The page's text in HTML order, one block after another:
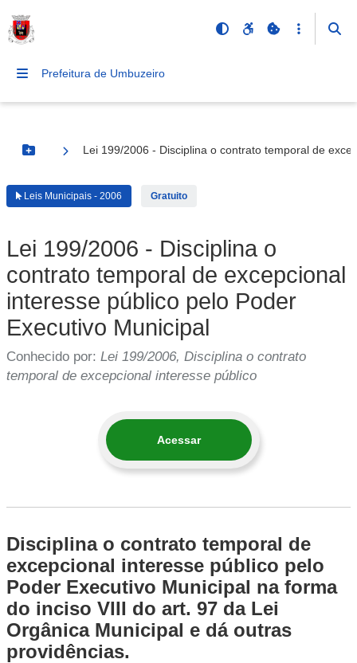
Prefeitura de Umbuzeiro
Botão Menu
Lei 199/2006 - Disciplina o contrato temporal de
Leis Municipais - 2006 Gratuito
Lei 199/2006 - Disciplina o
contrato temporal de excepcional
interesse público pelo Poder
Executivo Municipal
Conhecido por: Lei 199/2006, Disciplina o contrato
temporal de excepcional interesse público
Acessar
Disciplina o contrato temporal de
excepcional interesse público pelo
Poder Executivo Municipal na forma
do inciso VIII do art. 97 da Lei
Orgânica Municipal e dá outras
providências.